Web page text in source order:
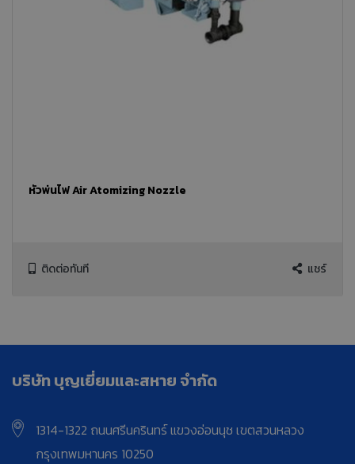
หัวพ่นไฟ Air Atomizing Nozzle
ติดต่อทันที แชร์
บริษัท บุญเยี่ยมและสหาย จำกัด
1314-1322 ถนนศรีนครินทร์ แขวงอ่อนนุช เขตสวนหลวง
กรุงเทพมหานคร 10250